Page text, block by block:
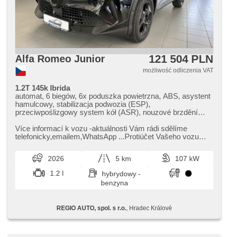
Alfa Romeo Junior 121 504 PLN
możliwość odliczenia VAT
1.2T 145k Ibrida
automat, 6 biegów, 6x poduszka powietrzna, ABS, asystent
hamulcowy, stabilizacja podwozia (ESP),
przeciwpoślizgowy system kół (ASR), nouzové brzdění
rychlostního limitu (SLIF), asystent pasa ruchu,
wspomaganie układu kierowniczego, klimatronic, tempomat,
aluminiowe, spełnia EURO VI, komputer pokładowy,
hlasové ovládání palubního počítače, dotykové ovládání
palubního počítače, digitální přístrojový štít, volba jízdního
režimu, elektronická ruční brzda, parkovací senzory přední,
parkovací senzory zadní, parkovací kamera, bezklíčové
wielofunkcyjna, wyłączenie poduszki pasażera, Android
Auto, Apple CarPlay, bluetooth, el. otwieranie bagażnika, el.
Více informací k vozu ​-aktuálnosti Vám rádi sdělíme
telefonicky,​emailem,​WhatsApp ...Protiúčet Vašeho vozu
2026 5 km
107 kW
1.2 l
hybrydowy -
benzyna
REGIO AUTO, spol. s r.o. , Hradec Králové